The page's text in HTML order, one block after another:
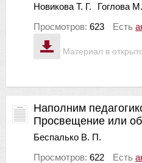
Материал в
Новикова Т. Г.
Гоглова
Просмотров: 623 Есть
Наполним
Просвещение или
Беспалько В. П.
Просмотров: 622 Есть